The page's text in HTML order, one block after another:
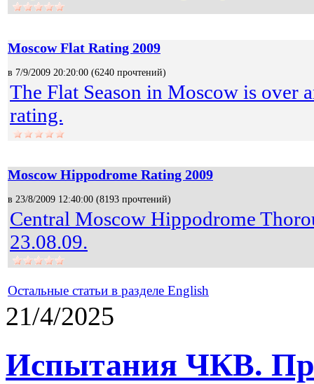
Moscow Flat Rating 2009
в 7/9/2009 20:20:00 (6240 прочтений)
The Flat Season in Moscow is over
rating.
Moscow Hippodrome Rating 2009
в 23/8/2009 12:40:00 (8193 прочтений)
Central Moscow Hippodrome
23.08.09.
Остальные статьи в разделе English
21/4/2025
Испытания ЧКВ.